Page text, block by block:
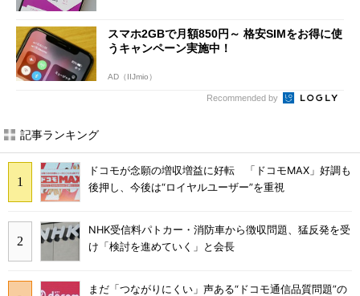
スマホ2GBで月額850円～ 格安SIMをお得に使
うキャンペーン実施中！
AD（IIJmio）
Recommended by
記事ランキング
ドコモが念願の増収増益に好転 「ドコモMAX」好調も
後押し、今後は“ロイヤルユーザー”を重視
NHK受信料パトカー・消防車から徴収問題、猛反発を受
け「検討を進めていく」と会長
まだ「つながりにくい」声ある“ドコモ通信品質問題”の